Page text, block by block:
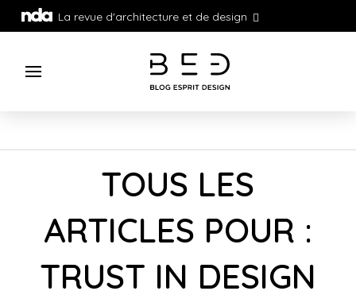
La revue d'architecture et de design
TOUS LES
ARTICLES POUR :
TRUST IN DESIGN